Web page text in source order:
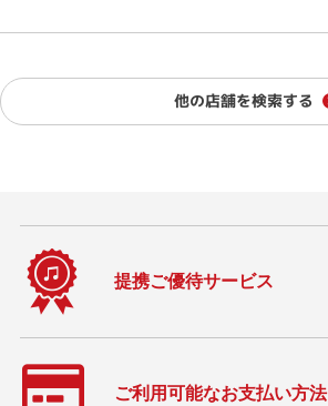
他の店舗を検索する
提携ご優待サービス
ご利用可能なお支払い方法